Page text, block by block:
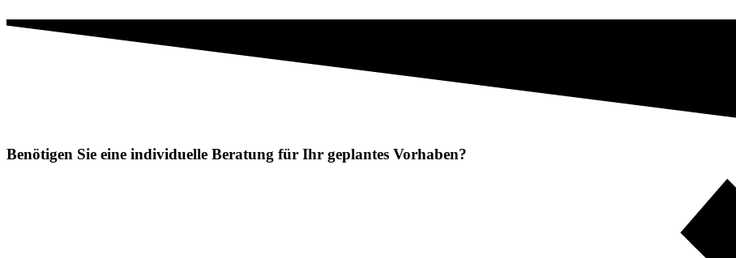
Benötigen Sie eine individuelle Beratung für Ihr geplantes Vorhaben?